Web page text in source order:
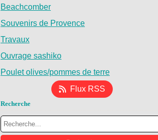
Beachcomber
Souvenirs de Provence
Travaux
Ouvrage sashiko
Poulet olives/pommes de terre
Flux RSS
Recherche